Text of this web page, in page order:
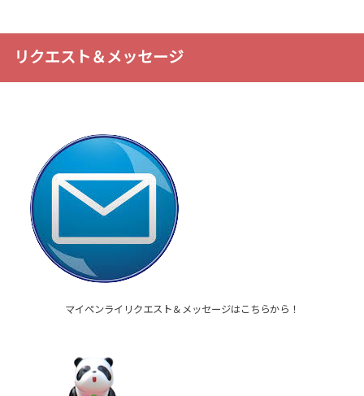
リクエスト＆メッセージ
マイペンライリクエスト＆メッセージはこちらから！